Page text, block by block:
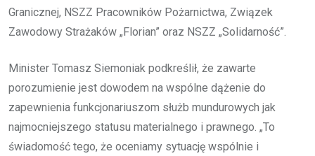
Granicznej, NSZZ Pracowników Pożarnictwa, Związek
Zawodowy Strażaków „Florian” oraz NSZZ „Solidarność”.
Minister Tomasz Siemoniak podkreślił, że zawarte
porozumienie jest dowodem na wspólne dążenie do
zapewnienia funkcjonariuszom służb mundurowych jak
najmocniejszego statusu materialnego i prawnego. „To
świadomość tego, że oceniamy sytuację wspólnie i